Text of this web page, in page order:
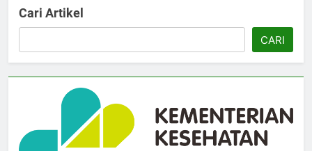
Cari Artikel
CARI